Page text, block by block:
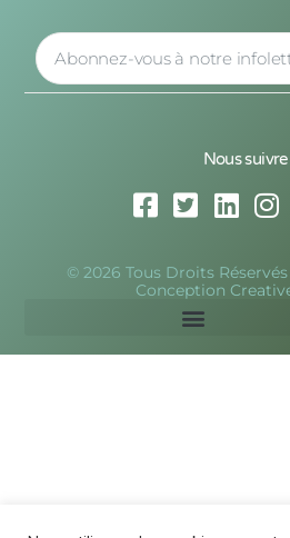
Nous suivre
© 2026 Tous Droits
Conception